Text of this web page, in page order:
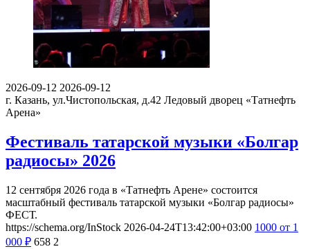
2026-09-12 2026-09-12
г. Казань, ул.Чистопольская, д.42 Ледовый дворец «Татнефть
Арена»
Фестиваль татарской музыки «Болгар
радиосы» 2026
12 сентября 2026 года в «Татнефть Арене» состоится
масштабный фестиваль татарской музыки «Болгар радиосы»
ФЕСТ.
https://schema.org/InStock 2026-04-24T13:42:00+03:00 1000 от 1
000 ₽ 658 2